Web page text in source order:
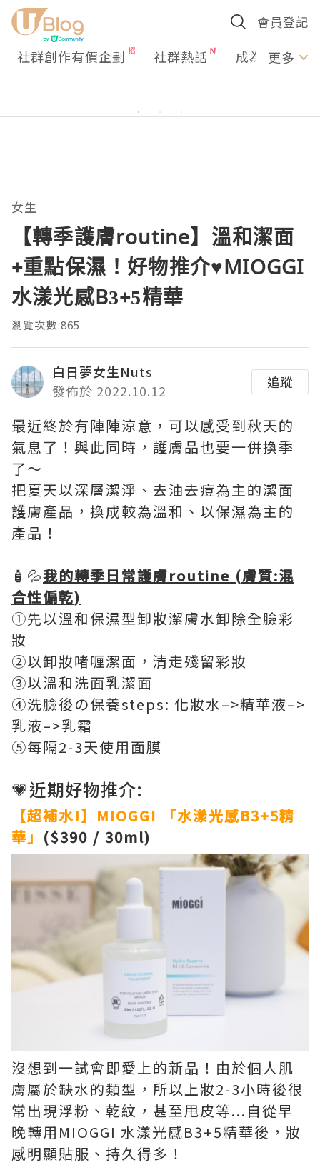
會員登記
社群創作有價企劃 社群熱話 成為U更多
女生
【轉季護膚routine】溫和潔面
+重點保濕！好物推介♥MIOGGI
水漾光感B3+5精華
瀏覽次數:865
白日夢女生Nuts
發佈於 2022.10.12
追蹤
最近終於有陣陣涼意，可以感受到秋天的
氣息了！與此同時，護膚品也要一併換季
了～
把夏天以深層潔淨、去油去痘為主的潔面
護膚產品，換成較為溫和、以保濕為主的
產品！
🧴💦我的轉季日常護膚routine (膚質:混
合性偏乾)
➀先以溫和保濕型卸妝潔膚水卸除全臉彩
妝
➁以卸妝啫喱潔面，清走殘留彩妝
➂以溫和洗面乳潔面
④洗臉後の保養steps: 化妝水–>精華液–>
乳液–>乳霜
⑤每隔2-3天使用面膜
💗近期好物推介:
【超補水!】MIOGGI 「水漾光感B3+5精
華」 ($390 / 30ml)
沒想到一試會即愛上的新品！由於個人肌
膚屬於缺水的類型，所以上妝2-3小時後很
常出現浮粉、乾紋，甚至甩皮等...自從早
晚轉用MIOGGI 水漾光感B3+5精華後，妝
感明顯貼服、持久得多！